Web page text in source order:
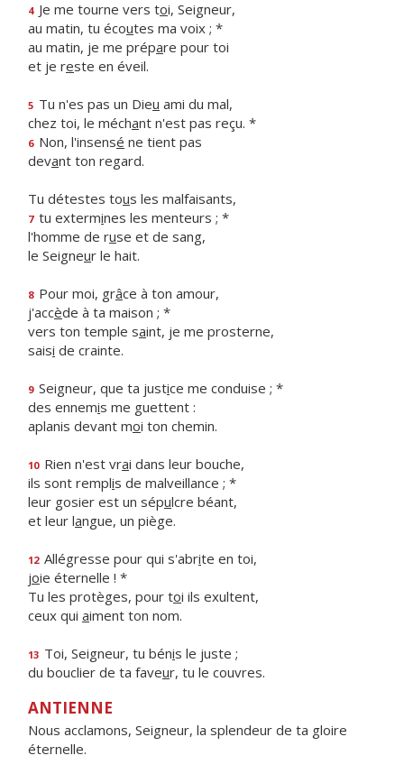
4 Je me tourne vers toi, Seigneur,
au matin, tu écoutes ma voix ; *
au matin, je me prépare pour toi
et je reste en éveil.
5 Tu n'es pas un Dieu ami du mal,
chez toi, le méchant n'est pas reçu. *
6 Non, l'insensé ne tient pas
devant ton regard.
Tu détestes tous les malfaisants,
7 tu extermines les menteurs ; *
l'homme de ruse et de sang,
le Seigneur le hait.
8 Pour moi, grâce à ton amour,
j'accède à ta maison ; *
vers ton temple saint, je me prosterne,
saisi de crainte.
9 Seigneur, que ta justice me conduise ; *
des ennemis me guettent :
aplanis devant moi ton chemin.
10 Rien n'est vrai dans leur bouche,
ils sont remplis de malveillance ; *
leur gosier est un sépulcre béant,
et leur langue, un piège.
12 Allégresse pour qui s'abrite en toi,
joie éternelle ! *
Tu les protèges, pour toi ils exultent,
ceux qui aiment ton nom.
13 Toi, Seigneur, tu bénis le juste ;
du bouclier de ta faveur, tu le couvres.
ANTIENNE
Nous acclamons, Seigneur, la splendeur de ta gloire
éternelle.